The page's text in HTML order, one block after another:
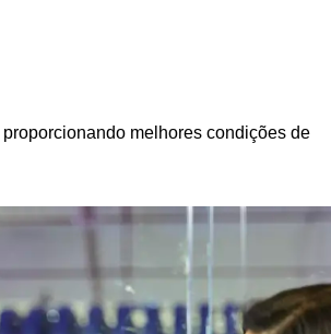
melhores condições de